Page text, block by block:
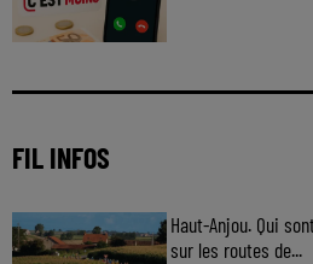
FIL INFOS
Haut-Anjou. Qui
sur les routes de...